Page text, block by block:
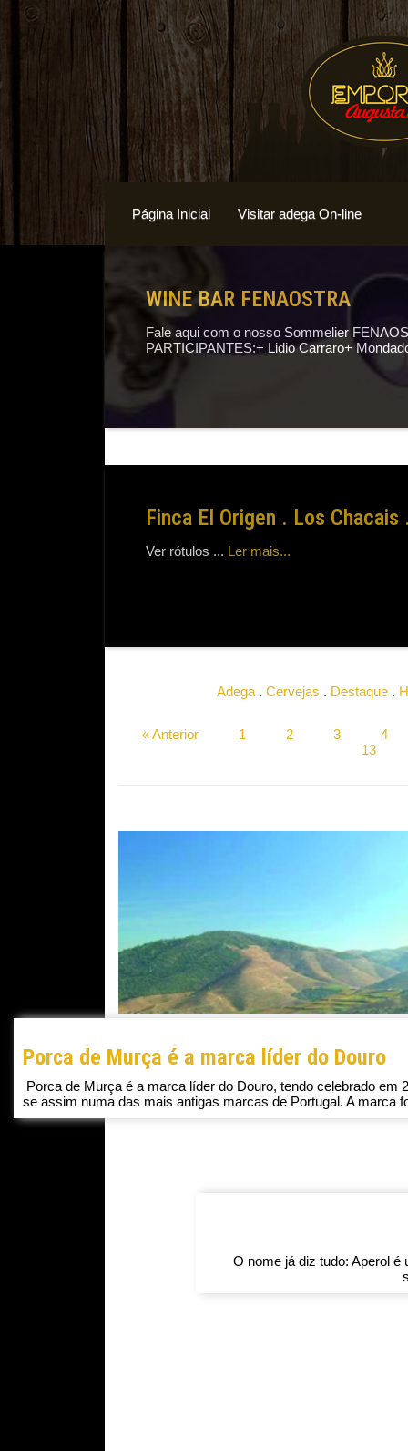
Página Inicial Visitar adega On-line
WINE BAR FENAOSTRA
Fale aqui com o nosso Sommelier
PARTICIPANTES:+ Lidio Carraro+
Finca El Origen . Los
Ver rótulos ... Ler mais...
Adega . Cervejas . Destaque .
« Anterior 1 2 3
4
13
Porca de Murça é a marca líder do Douro
Porca de Murça é a marca líder do Douro, tendo celebrado em
se assim numa das mais antigas marcas de Portugal. A marca
O nome já diz tudo: Aperol é